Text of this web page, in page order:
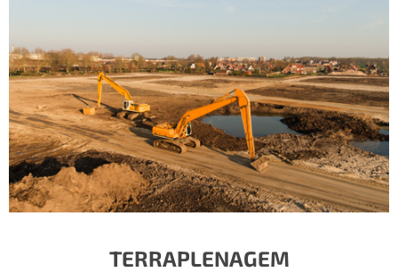
TERRAPLENAGEM